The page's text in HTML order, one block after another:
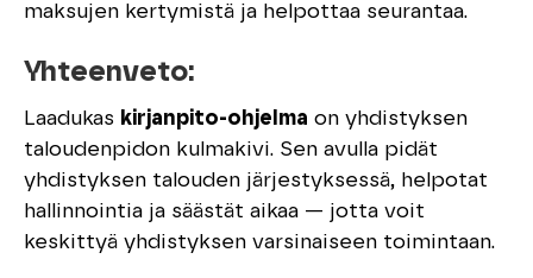
maksujen kertymistä ja helpottaa seurantaa.
Yhteenveto:
Laadukas kirjanpito-ohjelma on yhdistyksen
taloudenpidon kulmakivi. Sen avulla pidät
yhdistyksen talouden järjestyksessä, helpotat
hallinnointia ja säästät aikaa — jotta voit
keskittyä yhdistyksen varsinaiseen toimintaan.